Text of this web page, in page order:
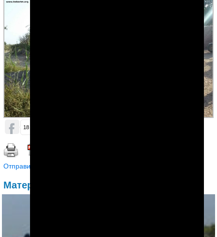
18
Отправить другу
Материалы по теме: